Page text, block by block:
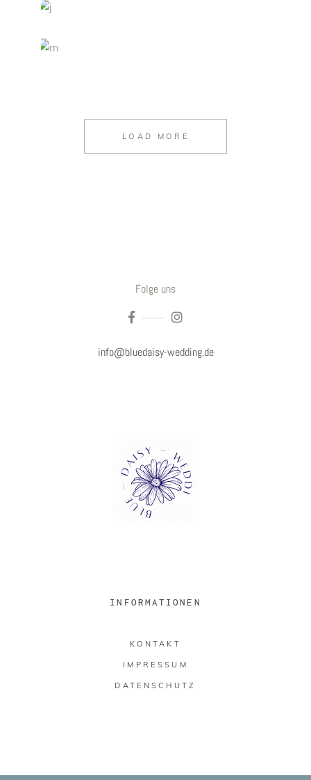
LOAD MORE
Folge uns
info@bluedaisy-wedding.de
INFORMATIONEN
KONTAKT
IMPRESSUM
DATENSCHUTZ